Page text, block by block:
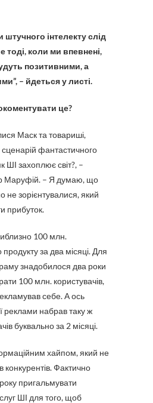
штучного інтелекту слід
коли ми впевнені,
позитивними, а
– йдеться у листі.
це?
Маск та товариші,
фантастичного
ШІ захоплює світ?, –
Маруфій. – Я думаю, що
не зорієнтувалися, який
прибуток.
100 млн.
продукту за два місяці. Для
знадобилося два роки
100 млн. користувачів,
себе. А ось
реклами набрав таку ж
буквально за 2 місяці.
хайпом, який не
Фактично
пригальмувати
ШІ для того, щоб